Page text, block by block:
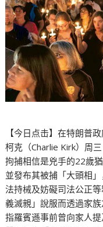
【今日点击】在特朗普
柯克（Charlie Kirk）周
拘捕相信是兇手的22歲
並發布其被捕「大頭相
法持械及妨礙司法公正
義滅親」說服而透過家
指羅賓遜事前曾向家人